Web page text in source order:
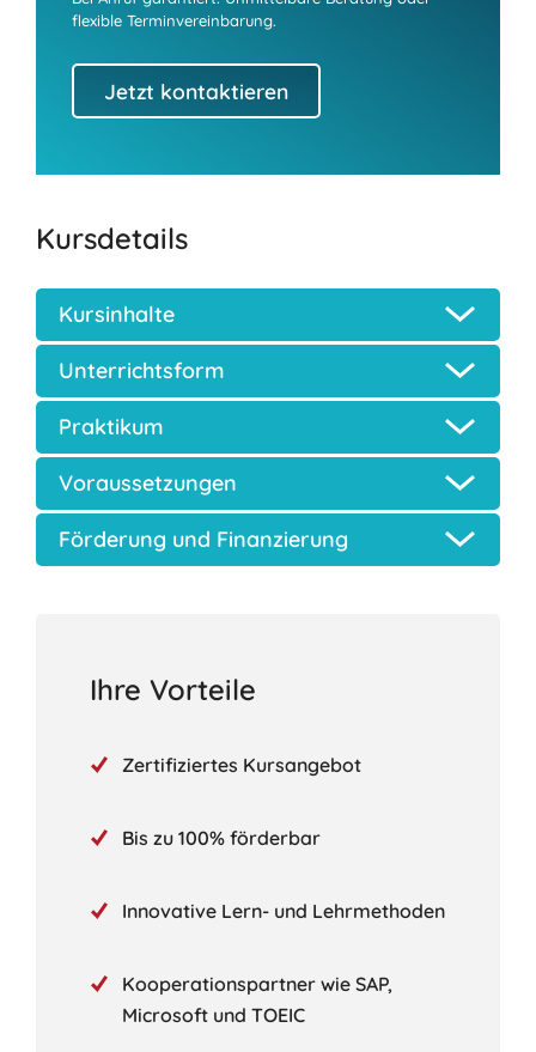
flexible Terminvereinbarung.
Jetzt kontaktieren
Kursdetails
Kursinhalte
Unterrichtsform
Praktikum
Voraussetzungen
Förderung und Finanzierung
Ihre Vorteile
Zertifiziertes Kursangebot
Bis zu 100% förderbar
Innovative Lern- und Lehrmethoden
Kooperationspartner wie SAP,
Microsoft und TOEIC